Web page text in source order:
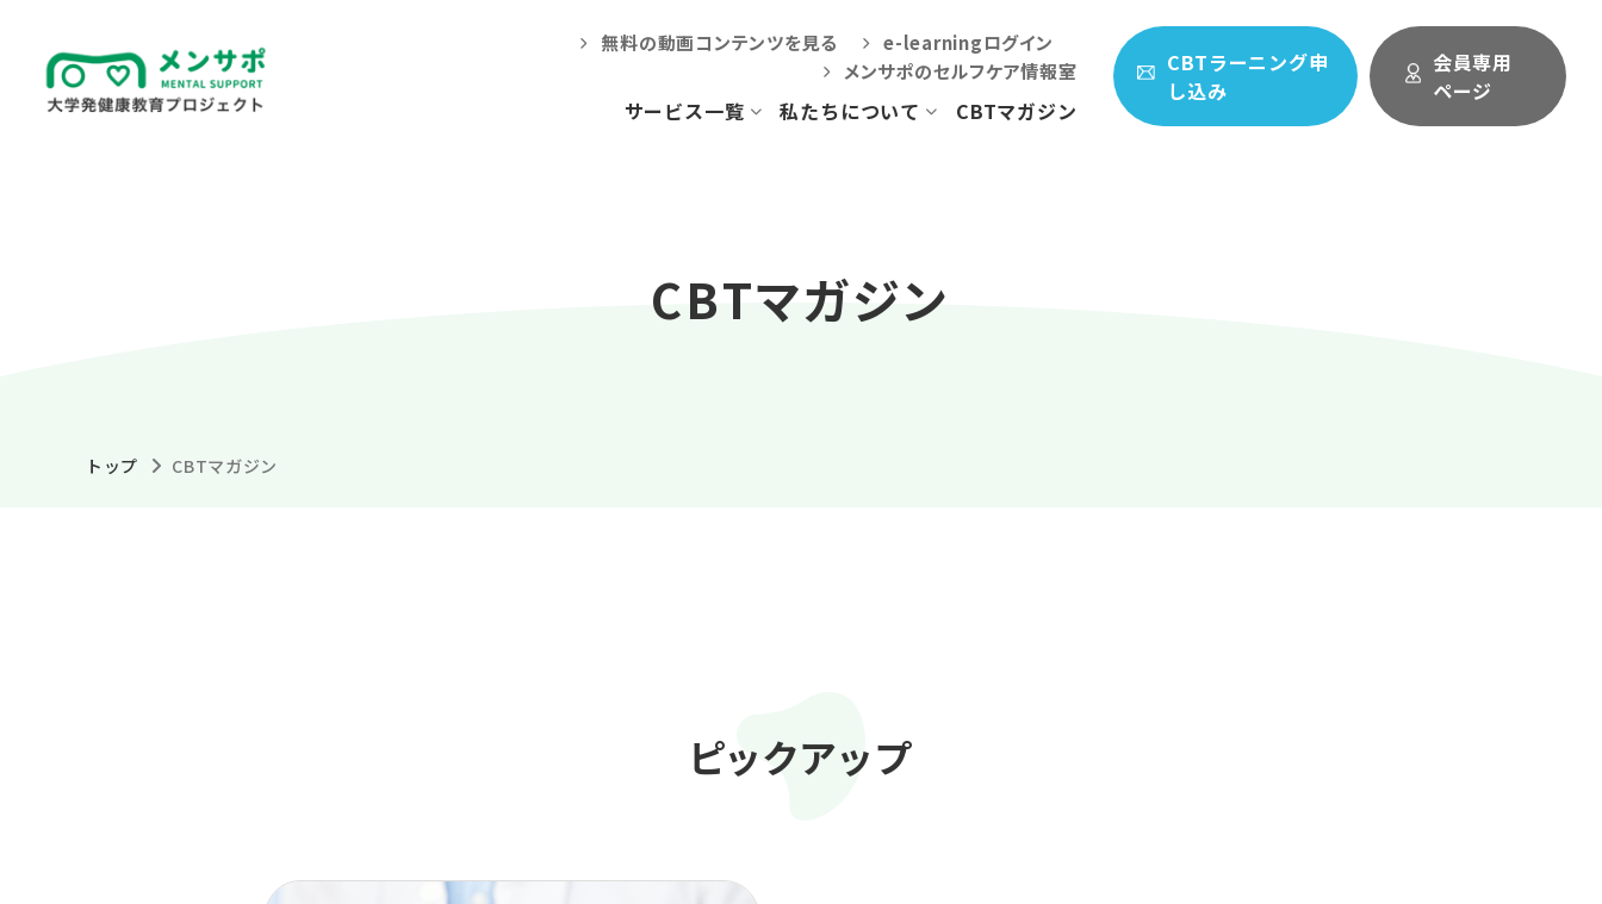
無料の動画コンテンツを見る
e-learningログイン
メンサポのセルフケア情報室
サービス一覧
対人援助職・
私たちについて CBTマガジン
CBTラーニング申
し込み
会員専用
ページ
CBTマガジン
トップ CBTマガジン
ピックアップ